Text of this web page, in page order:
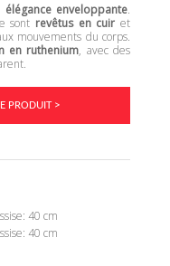
élégance enveloppante.
sont revêtus en cuir et
mouvements du corps.
en ruthenium, avec des
PRODUIT >
40 cm
40 cm